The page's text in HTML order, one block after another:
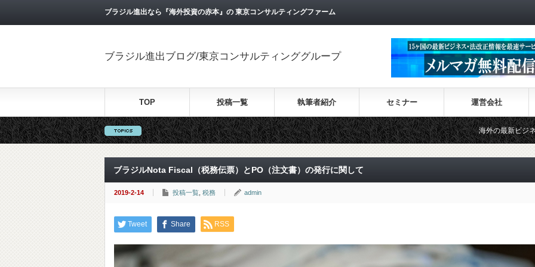
ブラジル進出なら『海外投資の赤本』の 東京コンサルティングファーム
ブラジル進出ブログ/東京コンサルティンググループ
TOP 投稿一覧 執筆者紹介 セミナー 運営会社
海外の最新ビジネス情報を集めた
ブラジルNota Fiscal（税務伝票）とPO（注文書）の発行に関して
2019-2-14 投稿一覧 税務 admin
Tweet Share RSS